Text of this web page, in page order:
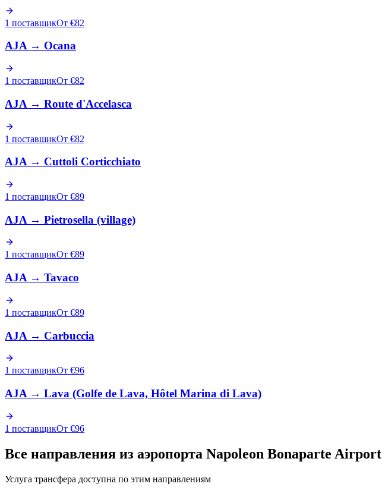
1 поставщикОт €82
AJA→ Ocana
1 поставщикОт €82
AJA → Route d'Accelasca
1 поставщикОт €82
AJA→ Cuttoli Corticchiato
1 поставщикОт €89
AJA → Pietrosella (village)
1 поставщикОт €89
AJA → Tavaco
1 поставщикОт €89
AJA → Carbuccia
1 поставщикОт €96
AJA → Lava (Golfe de Lava, Hôtel Marina di Lava)
1 поставщикОт €96
Все направления из аэропорта Napoleon Bonaparte Airport
Услуга трансфера доступна по этим направлениям